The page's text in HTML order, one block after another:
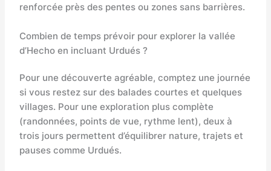
renforcée près des pentes ou zones sans barrières.
Combien de temps prévoir pour explorer la vallée
d’Hecho en incluant Urdués ?
Pour une découverte agréable, comptez une journée
si vous restez sur des balades courtes et quelques
villages. Pour une exploration plus complète
(randonnées, points de vue, rythme lent), deux à
trois jours permettent d’équilibrer nature, trajets et
pauses comme Urdués.